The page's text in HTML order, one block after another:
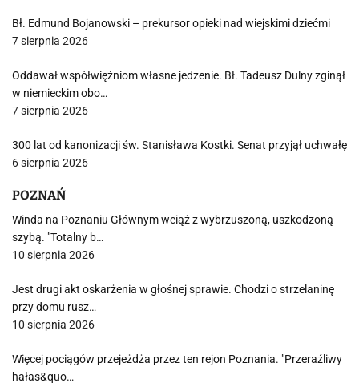
Bł. Edmund Bojanowski – prekursor opieki nad wiejskimi dziećmi
7 sierpnia 2026
Oddawał współwięźniom własne jedzenie. Bł. Tadeusz Dulny zginął
w niemieckim obo…
7 sierpnia 2026
300 lat od kanonizacji św. Stanisława Kostki. Senat przyjął uchwałę
6 sierpnia 2026
POZNAŃ
Winda na Poznaniu Głównym wciąż z wybrzuszoną, uszkodzoną
szybą. "Totalny b…
10 sierpnia 2026
Jest drugi akt oskarżenia w głośnej sprawie. Chodzi o strzelaninę
przy domu rusz…
10 sierpnia 2026
Więcej pociągów przejeżdża przez ten rejon Poznania. "Przeraźliwy
hałas&quo…